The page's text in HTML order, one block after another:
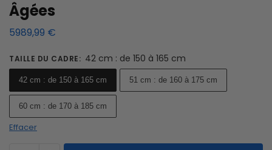
Âgées
5989,99 €
TAILLE DU CADRE: 42 cm : de 150 à 165 cm
42 cm : de 150 à 165 cm 51 cm : de 160 à 175 cm
60 cm : de 170 à 185 cm
Effacer